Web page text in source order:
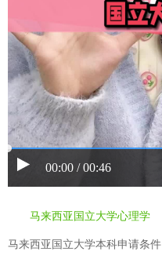
00:00 / 00:46
马来西亚国立大学心理学
马来西亚国立大学本科申请条件